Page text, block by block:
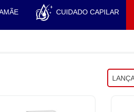
CUIDADO CAPILAR